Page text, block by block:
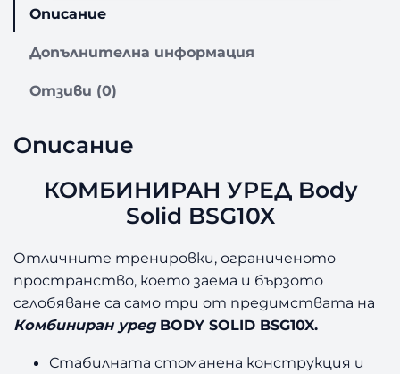
н
н
е
S
o
l
i
Описание
Допълнителна информация
Отзиви (0)
Описание
КОМБИНИРАН УРЕД Body
Solid BSG10X
Отличните тренировки, ограниченото
пространство, което заема и бързото
сглобяване са само три от предимствата на
Комбиниран уредBODY SOLID BSG10X.
Стабилната стоманена конструкция и